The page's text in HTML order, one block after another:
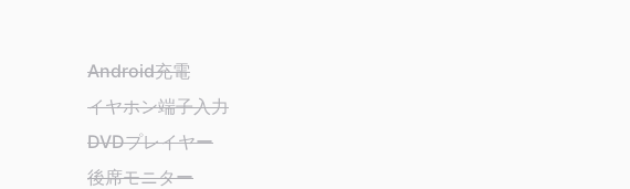
Android充電
イヤホン端子入力
DVDプレイヤー
後席モニター